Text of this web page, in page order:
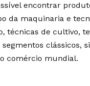
encontrar
da maquinaria e
técnicas de cultivo,
clássicos,
comércio mundial.